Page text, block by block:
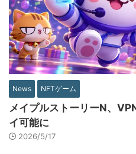
News NFTゲーム
メイプルストーリーN、
イ可能に
2026/5/17